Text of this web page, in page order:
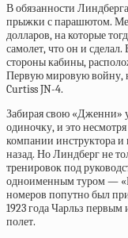
В обязанности
прыжки с парашютом.
долларов, на которые
самолет, что он и
стороны кабины,
Первую мировую войну,
Curtiss JN-4.
Забирая свою «Дженни»
одиночку, и это
компании инструктора и
назад. Но Линдберг не
тренировок под
одноименным туром —
номеров попутно был
1923 года Чарльз
полет.